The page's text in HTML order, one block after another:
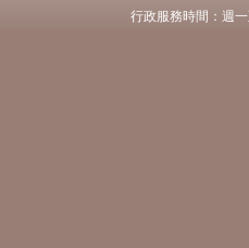
行政服務時間：週